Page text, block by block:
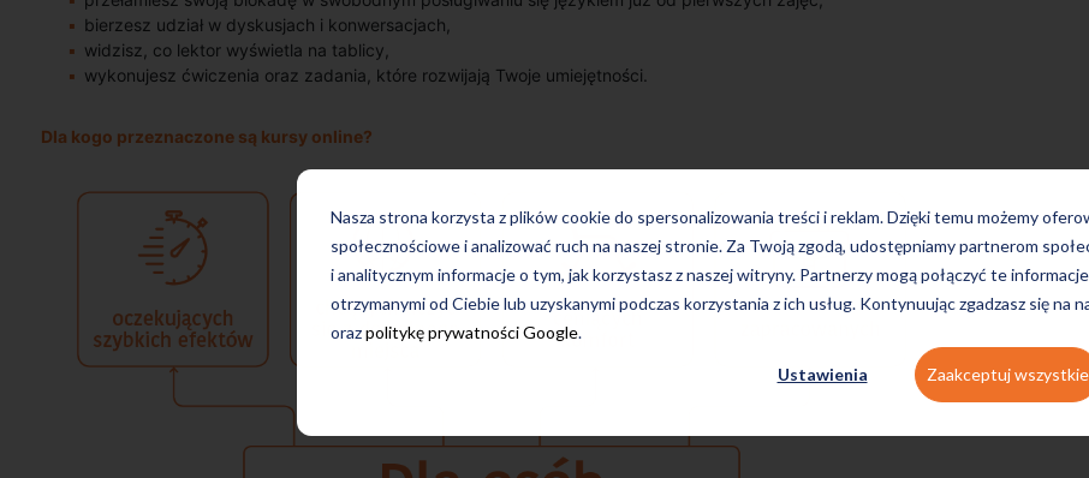
Nasza strona korzysta z plików cookie do spersonalizowania treści i reklam. Dzięki temu możemy
społecznościowe i analizować ruch na naszej stronie. Za Twoją zgodą, udostępniamy partnerom
i analitycznym informacje o tym, jak korzystasz z naszej witryny. Partnerzy mogą połączyć te
otrzymanymi od Ciebie lub uzyskanymi podczas korzystania z ich usług. Kontynuując zgadzasz się na
orazpolitykę prywatności Google.
Ustawienia Zaakceptuj wszystkie
bierzesz udział w dyskusjach i konwersacjach,
widzisz, co lektor wyświetla na tablicy,
wykonujesz ćwiczenia oraz zadania, które rozwijają Twoje umiejętności.
Dla kogo przeznaczone są kursy online?